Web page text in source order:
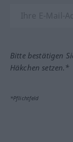
Bitte bestätigen
Häkchen setzen.*
*Pflichtfeld